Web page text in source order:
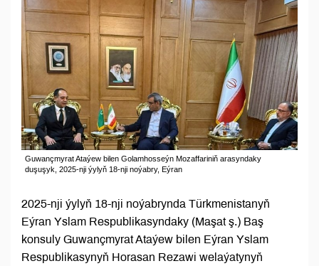
Guwançmyrat Ataýew bilen Golamhosseýn Mozaffariniň arasyndaky
duşuşyk, 2025-nji ýylyň 18-nji noýabry, Eýran
2025-nji ýylyň 18-nji noýabrynda Türkmenistanyň
Eýran Yslam Respublikasyndaky (Maşat ş.) Baş
konsuly Guwançmyrat Ataýew bilen Eýran Yslam
Respublikasynyň Horasan Rezawi welaýatynyň